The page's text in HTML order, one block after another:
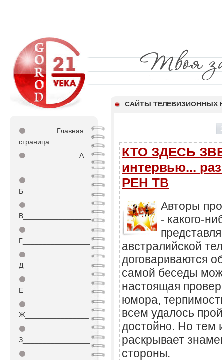
CАЙТЫ ТЕЛЕВИЗИОННЫХ
⚫
Главная
страница
⚫
А
⚫
Б_________________
⚫
В_________________
⚫
Г_________________
⚫
Д_________________
⚫
Е_________________
⚫
Ж________________
⚫
З_________________
⚫
КТО ЗДЕСЬ
интервью...
РЕН ТВ
Авторы
- какого-
австралийской
договариваются
самой беседы
настоящая
юмора,
всем удалось
достойно. Но тем
раскрывает
стороны.